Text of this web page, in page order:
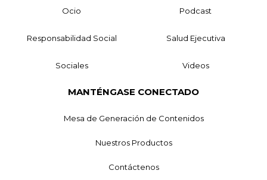
Ocio Podcast
Responsabilidad Social Salud Ejecutiva
Sociales Videos
MANTÉNGASE CONECTADO
Mesa de Generación de Contenidos
Nuestros Productos
Contáctenos